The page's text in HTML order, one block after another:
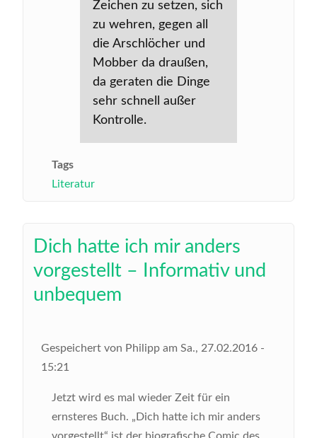
Zeichen zu setzen, sich
zu wehren, gegen all
die Arschlöcher und
Mobber da draußen,
da geraten die Dinge
sehr schnell außer
Kontrolle.
Tags
Literatur
Dich hatte ich mir anders
vorgestellt – Informativ und
unbequem
Gespeichert von Philipp am Sa., 27.02.2016 -
15:21
Jetzt wird es mal wieder Zeit für ein
ernsteres Buch. „Dich hatte ich mir anders
vorgestellt“ ist der biografische Comic des